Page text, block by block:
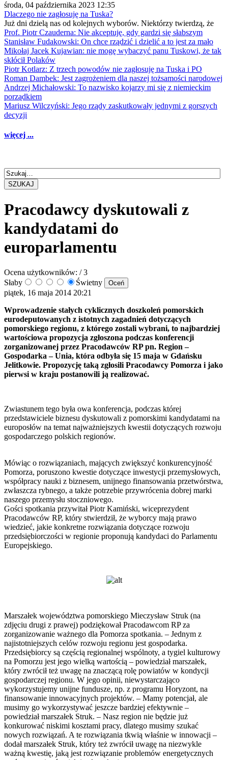
środa, 04 października 2023 12:35
Dlaczego nie zagłosuję na Tuska?
Już dni dzielą nas od kolejnych wyborów. Niektórzy twierdzą, że
Prof. Piotr Czauderna: Nie akceptuję, gdy gardzi się słabszym
Stanisław Fudakowski: On chce rządzić i dzielić a to jest za mało
Mikołaj Jacek Kujawian: nie mogę wybaczyć panu Tuskowi, że tak
skłócił Polaków
Piotr Kotlarz: Z trzech powodów nie zagłosuję na Tuska i PO
Roman Dambek: Jest zagrożeniem dla naszej tożsamości narodowej
Andrzej Michałowski: To nazwisko kojarzy mi się z niemieckim
porządkiem
Mariusz Wilczyński: Jego rządy zaskutkowały jednymi z gorszych
decyzji
więcej ...
SZUKAJ
Pracodawcy dyskutowali z
kandydatami do
europarlamentu
Ocena użytkowników: / 3
Słaby
Świetny
piątek, 16 maja 2014 20:21
Wprowadzenie stałych cyklicznych doszkoleń pomorskich
eurodeputowanych z istotnych zagadnień dotyczących
pomorskiego regionu, z którego zostali wybrani, to najbardziej
wartościowa propozycja zgłoszona podczas konferencji
zorganizowanej przez Pracodawców RP pn. Region –
Gospodarka – Unia, która odbyła się 15 maja w Gdańsku
Jelitkowie. Propozycję taką zgłosili Pracodawcy Pomorza i jako
pierwsi w kraju postanowili ją realizować.
Zwiastunem tego była owa konferencja, podczas której
przedstawiciele biznesu dyskutowali z pomorskimi kandydatami na
europosłów na temat najważniejszych kwestii dotyczących rozwoju
gospodarczego polskich regionów.
Mówiąc o rozwiązaniach, mających zwiększyć konkurencyjność
Pomorza, poruszono kwestie dotyczące inwestycji przemysłowych,
współpracy nauki z biznesem, unijnego finansowania przetwórstwa,
zwłaszcza rybnego, a także potrzebie przywrócenia dobrej marki
naszego przemysłu stoczniowego.
Gości spotkania przywitał Piotr Kamiński, wiceprezydent
Pracodawców RP, który stwierdził, że wyborcy mają prawo
wiedzieć, jakie konkretne rozwiązania dotyczące rozwoju
przedsiębiorczości w regionie proponują kandydaci do Parlamentu
Europejskiego.
Marszałek województwa pomorskiego Mieczysław Struk (na
zdjęciu drugi z prawej) podziękował Pracodawcom RP za
zorganizowanie ważnego dla Pomorza spotkania. – Jednym z
najistotniejszych celów rozwoju regionu jest gospodarka.
Przedsiębiorcy są częścią regionalnej wspólnoty, a tygiel kulturowy
na Pomorzu jest jego wielką wartością – powiedział marszałek,
który zwrócił też uwagę na znaczącą rolę powiatów w kondycji
gospodarczej regionu. W jego opinii, niewystarczająco
wykorzystujemy unijne fundusze, np. z programu Horyzont, na
finansowanie innowacyjnych projektów. – Mamy potencjał, ale
musimy go wykorzystywać jeszcze bardziej efektywnie –
powiedział marszałek Struk. – Nasz region nie będzie już
konkurować niskimi kosztami pracy, dlatego musimy szukać
nowych rozwiązań. A te rozwiązania tkwią właśnie w innowacji –
dodał marszałek Struk, który też zwrócił uwagę na niezwykle
ważną kwestię, jaką jest rozwiązanie problemów energetycznych